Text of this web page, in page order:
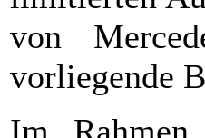
von
vorliegende
Im